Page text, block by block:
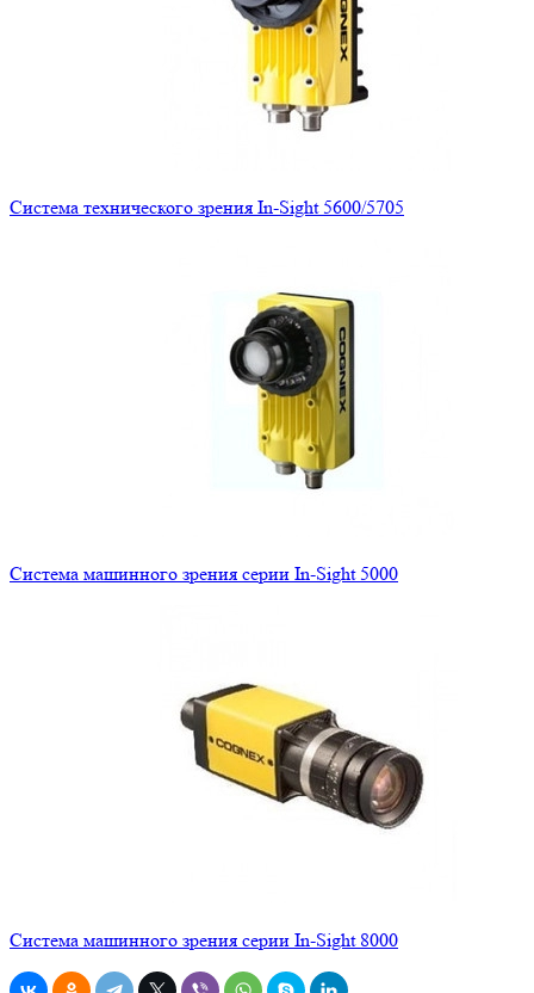
Система технического зрения In-Sight 5600/5705
Система машинного зрения серии In-Sight 5000
Система машинного зрения серии In-Sight 8000